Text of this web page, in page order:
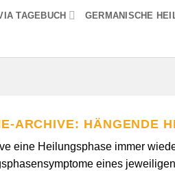
TAGEBUCH GERMANISCHE
ARCHIVE: HÄNGENDE
eine Heilungsphase immer
eines